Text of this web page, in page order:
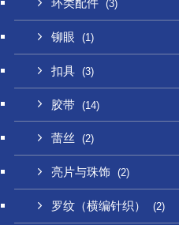
环类配件 (3)
铆眼 (1)
扣具 (3)
胶带 (14)
蕾丝 (2)
亮片与珠饰 (2)
罗纹（横编针织） (2)